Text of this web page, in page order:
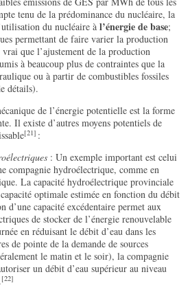
tenu de la prédominance du nucléaire, la
du nucléaire àl’énergie de base;
permettant de faire varier la production
que l’ajustement de la production
à beaucoup plus de contraintes que la
ou à partir de combustibles fossiles
détails).
de l’énergie potentielle est la forme
Il existe d’autres moyens potentiels de
[21] :
: Un exemple important est celui
compagnie hydroélectrique, comme en
La capacité hydroélectrique provinciale
optimale estimée en fonction du débit
d’une capacité excédentaire permet aux
de stocker de l’énergie renouvelable
en réduisant le débit d’eau dans les
de pointe de la demande de sources
le matin et le soir), la compagnie
un débit d’eau supérieur au niveau
[22]